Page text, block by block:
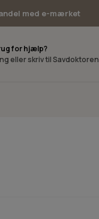
med e-mærket
for hjælp?
eller skriv til Savdoktoren
og fritid